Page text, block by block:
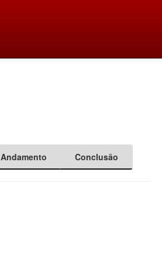
Andamento Conclusão